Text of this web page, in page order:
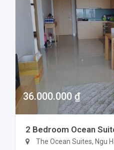
36.000.000 ₫
2 Bedroom Ocean
The Ocean Suites, Ngu